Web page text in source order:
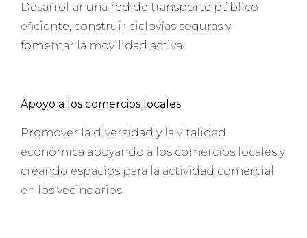
Desarrollar una red de transporte público
eficiente, construir ciclovías seguras y
fomentar la movilidad activa.
Apoyo a los comercios locales
Promover la diversidad y la vitalidad
económica apoyando a los comercios locales y
creando espacios para la actividad comercial
en los vecindarios.